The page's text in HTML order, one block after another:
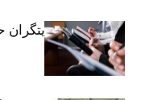
خبرنگاران،
حقیقت